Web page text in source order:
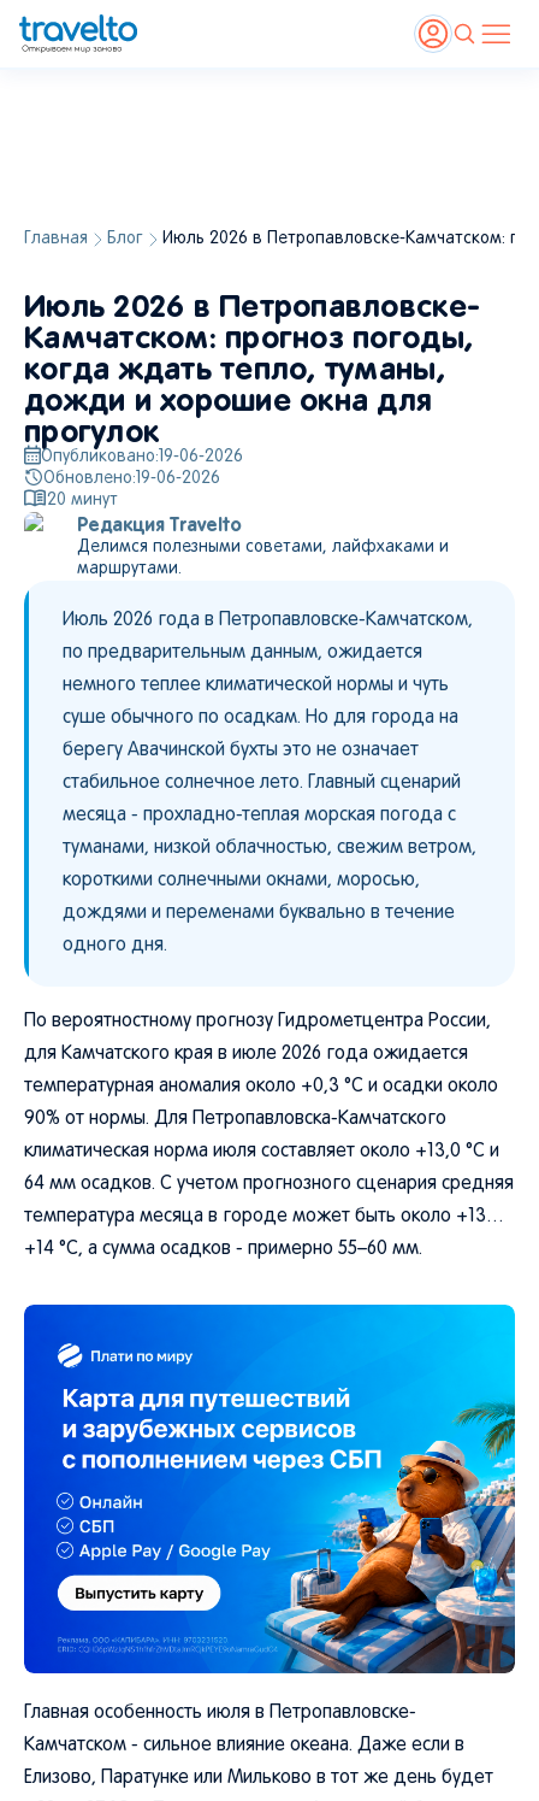
Главная Блог Июль 2026 в Петропавловске-Камчатском:
Июль 2026 в Петропавловске-
Камчатском: прогноз погоды,
когда ждать тепло, туманы,
дожди и хорошие окна для
прогулок
Опубликовано: 19-06-2026
Обновлено: 19-06-2026
20 минут
Редакция Travelto
Делимся полезными советами, лайфхаками и
маршрутами.
Июль 2026 года в Петропавловске-Камчатском,
по предварительным данным, ожидается
немного теплее климатической нормы и чуть
суше обычного по осадкам. Но для города на
берегу Авачинской бухты это не означает
стабильное солнечное лето. Главный сценарий
месяца - прохладно-теплая морская погода с
туманами, низкой облачностью, свежим ветром,
короткими солнечными окнами, моросью,
дождями и переменами буквально в течение
одного дня.
По вероятностному прогнозу Гидрометцентра России,
для Камчатского края в июле 2026 года ожидается
температурная аномалия около +0,3 °C и осадки около
90% от нормы. Для Петропавловска-Камчатского
климатическая норма июля составляет около +13,0 °C и
64 мм осадков. С учетом прогнозного сценария средняя
температура месяца в городе может быть около +13…
+14 °C, а сумма осадков - примерно 55–60 мм.
Главная особенность июля в Петропавловске-
Камчатском - сильное влияние океана. Даже если в
Елизово, Паратунке или Мильково в тот же день будет